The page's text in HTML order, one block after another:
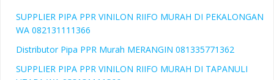
SUPPLIER PIPA PPR VINILON RIIFO MURAH DI PEKALONGAN
WA 082131111366
Distributor Pipa PPR Murah MERANGIN 081335771362
SUPPLIER PIPA PPR VINILON RIIFO MURAH DI TAPANULI